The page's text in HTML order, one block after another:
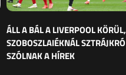
ÁLL A BÁL A LIVERPOOL KÖRÜL,
SZOBOSZLAIÉKNÁL
SZÓLNAK A HÍREK